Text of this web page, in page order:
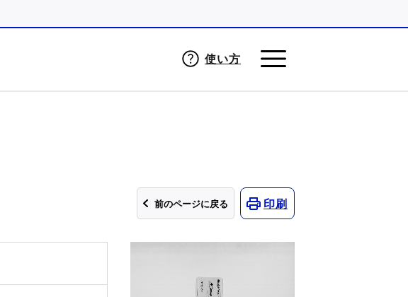
使い方
前のページに戻る 印刷